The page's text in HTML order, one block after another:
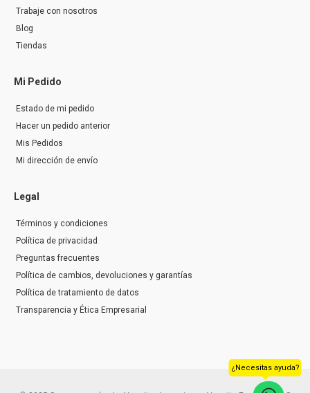
Trabaje con nosotros
Blog
Tiendas
Mi Pedido
Estado de mi pedido
Hacer un pedido anterior
Mis Pedidos
Mi dirección de envío
Legal
Términos y condiciones
Política de privacidad
Preguntas frecuentes
Política de cambios, devoluciones y garantías
Política de tratamiento de datos
Transparencia y Ética Empresarial
¿Necesitas ayuda?